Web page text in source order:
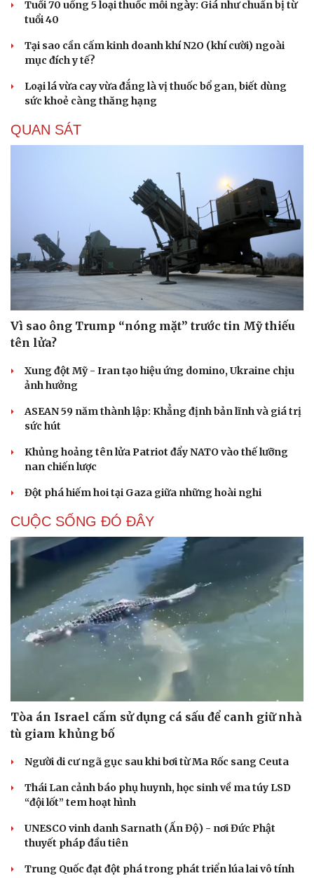
Tuổi 70 uống 5 loại thuốc mỗi ngày: Giá như chuẩn bị từ
tuổi 40
Tại sao cần cấm kinh doanh khí N2O (khí cười) ngoài
mục đích y tế?
Loại lá vừa cay vừa đắng là vị thuốc bổ gan, biết dùng
sức khoẻ càng thăng hạng
QUAN SÁT
Vì sao ông Trump “nóng mặt” trước tin Mỹ thiếu
tên lửa?
Xung đột Mỹ - Iran tạo hiệu ứng domino, Ukraine chịu
ảnh hưởng
ASEAN 59 năm thành lập: Khẳng định bản lĩnh và giá trị
sức hút
Khủng hoảng tên lửa Patriot đẩy NATO vào thế lưỡng
nan chiến lược
Đột phá hiếm hoi tại Gaza giữa những hoài nghi
CUỘC SỐNG ĐÓ ĐÂY
Tòa án Israel cấm sử dụng cá sấu để canh giữ nhà
tù giam khủng bố
Người di cư ngã gục sau khi bơi từ Ma Rốc sang Ceuta
Thái Lan cảnh báo phụ huynh, học sinh về ma túy LSD
“đội lốt” tem hoạt hình
UNESCO vinh danh Sarnath (Ấn Độ) - nơi Đức Phật
thuyết pháp đầu tiên
Trung Quốc đạt đột phá trong phát triển lúa lai vô tính